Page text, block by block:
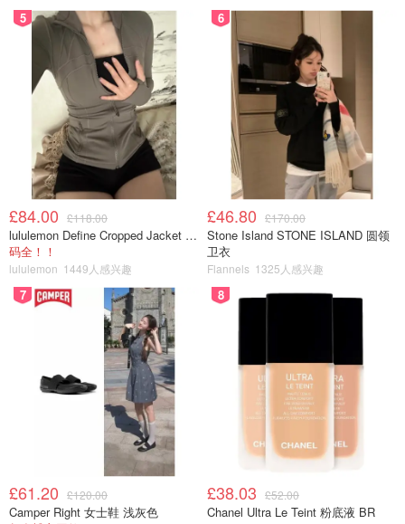
如果你喜欢我们的文章记得
喜欢+⭐收藏+📣分享
以加小编服务号（DMxQianDuoDuo）了解更多英国优质折
扣和攻略内容~
信息来源：sky
5
£84.00 £118.00
lululemon Define Cropped Jacket Nulu 短款夹克
码全！！
lululemon 1449人感兴趣
6
£46.80 £170.00
Stone Island STONE ISLAND 圆领
卫衣
Flannels 1325人感兴趣
7
£61.20 £120.00
Camper Right 女士鞋 浅灰色
8
£38.03 £52.00
Chanel Ultra Le Teint 粉底液 BR